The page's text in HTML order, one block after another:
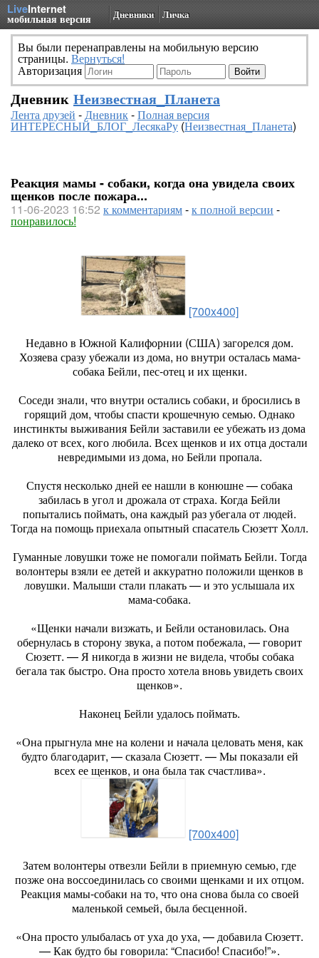
LiveInternet
мобильная версия Дневники Личка
Вы были перенаправлены на мобильную версию
страницы. Вернуться!
Авторизация
Дневник Неизвестная_Планета
Лента друзей -Дневник-Полная версия
ИНТЕРЕСНЫЙ_БЛОГ_ЛесякаРу(Неизвестная_Планета)
Реакция мамы - собаки, когда она увидела своих
щенков после пожара...
11-06-2023 16:52 к комментариям-к полной версии -
понравилось!
[700x400]
Недавно в Южной Калифорнии (США) загорелся дом.
Хозяева сразу убежали из дома, но внутри осталась мама-
собака Бейли, пес-отец и их щенки.
Соседи знали, что внутри остались собаки, и бросились в
горящий дом, чтобы спасти крошечную семью. Однако
инстинкты выживания Бейли заставили ее убежать из дома
далеко от всех, кого любила. Всех щенков и их отца достали
невредимыми из дома, но Бейли пропала.
Спустя несколько дней ее нашли в конюшне — собака
забилась в угол и дрожала от страха. Когда Бейли
попытались поймать, она каждый раз убегала от людей.
Тогда на помощь приехала опытный спасатель Сюзетт Холл.
Гуманные ловушки тоже не помогали поймать Бейли. Тогда
волонтеры взяли ее детей и аккуратно положили щенков в
ловушки. Малыши стали плакать — и это услышала их
мама-собака.
«Щенки начали визжать, и Бейли остановилась. Она
обернулась в сторону звука, а потом побежала, — говорит
Сюзетт. — Я никогда в жизни не видела, чтобы собака
бегала так быстро. Она просто хотела вновь увидеть своих
щенков».
Наконец Бейли удалось поймать.
«Она прыгнула мне на колени и начала целовать меня, как
будто благодарит, — сказала Сюзетт. — Мы показали ей
всех ее щенков, и она была так счастлива».
[700x400]
Затем волонтеры отвезли Бейли в приемную семью, где
позже она воссоединилась со своими щенками и их отцом.
Реакция мамы-собаки на то, что она снова была со своей
маленькой семьей, была бесценной.
«Она просто улыбалась от уха до уха, — добавила Сюзетт.
— Как будто бы говорила: “Спасибо! Спасибо!”».